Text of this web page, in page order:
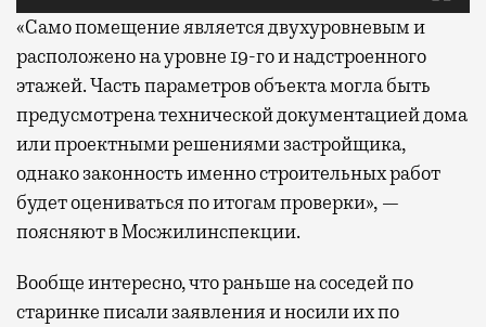
«Само помещение является двухуровневым и
расположено на уровне 19-го и надстроенного
этажей. Часть параметров объекта могла быть
предусмотрена технической документацией дома
или проектными решениями застройщика,
однако законность именно строительных работ
будет оцениваться по итогам проверки», —
поясняют в Мосжилинспекции.
Вообще интересно, что раньше на соседей по
старинке писали заявления и носили их по